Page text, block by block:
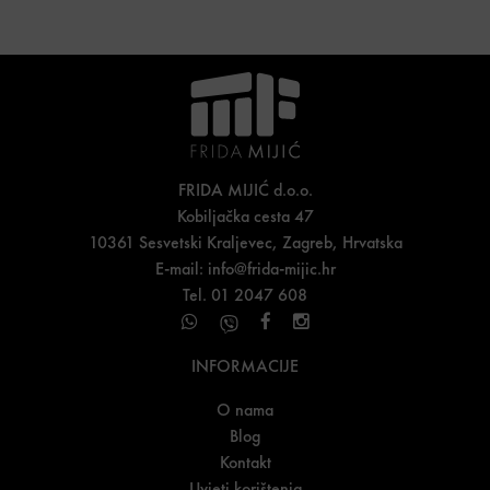
FRIDA MIJIĆ d.o.o.
Kobiljačka cesta 47
10361 Sesvetski Kraljevec, Zagreb, Hrvatska
E-mail: info@frida-mijic.hr
Tel. 01 2047 608
INFORMACIJE
O nama
Blog
Kontakt